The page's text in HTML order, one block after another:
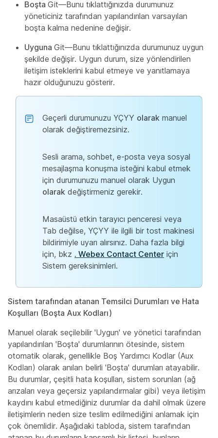
Boşta Git—Bunu tıklattığınızda durumunuz
yöneticiniz tarafından yapılandırılan varsayılan
boşta kalma nedenine değişir.
Uyguna Git—Bunu tıklattığınızda durumunuz uygun
şekilde değişir. Uygun durum, size yönlendirilen
iletişim isteklerini kabul etmeye ve yanıtlamaya
hazır olduğunuzu gösterir.
Geçerli durumunuzu YÇYY olarak manuel
olarak değiştiremezsiniz.
Sesli arama, sohbet, e-posta veya sosyal
mesajlaşma konuşma isteğini kabul etmek
için durumunuzu manuel olarak Uygun
olarak değiştirmeniz gerekir.
Masaüstü etkin tarayıcı penceresi veya
Tab değilse, YÇYY ile ilgili bir tost makinesi
bildirimiyle uyarı alırsınız. Daha fazla bilgi
için, bkz . Webex Contact Center için
Sistem gereksinimleri.
Sistem tarafından atanan Temsilci Durumları ve Hata
Koşulları (Boşta Aux Kodları)
Manuel olarak seçilebilir 'Uygun' ve yönetici tarafından
yapılandırılan 'Boşta' durumlarının ötesinde, sistem
otomatik olarak, genellikle Boş Yardımcı Kodlar (Aux
Kodları) olarak anılan belirli 'Boşta' durumları atayabilir.
Bu durumlar, çeşitli hata koşulları, sistem sorunları (ağ
arızaları veya geçersiz yapılandırmalar gibi) veya iletişim
kaydını kabul etmediğiniz durumlar da dahil olmak üzere
iletişimlerin neden size teslim edilmediğini anlamak için
çok önemlidir. Aşağıdaki tabloda, sistem tarafından